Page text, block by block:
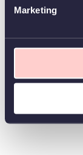
Marketing